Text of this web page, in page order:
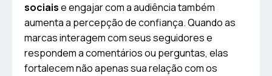
sociaise engajar com a audiência também
aumenta a percepção de confiança. Quando as
marcas interagem com seus seguidores e
respondem a comentários ou perguntas, elas
fortalecem não apenas sua relação com os